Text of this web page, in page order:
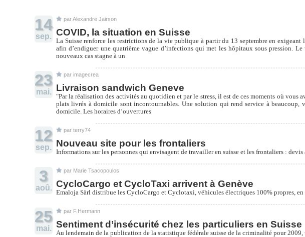
14
sep.
parAlexandre Jairson
COVID, la situation en Suisse
La Suisse renforce les restrictions de la vie publique à partir du 13 septembre en exigeant
afin d’endiguer une quatrième vague d’infections qui met les hôpitaux sous pression.
nouveaux cas stagne à un
23
mai.
par imagecrea
Livraison sandwich Geneve
"Par la réalisation des activités au quotidien et par le stress, il est de ces moments où vous
plats livrés à domicile sont incontournables. Une solution qui rend service à beaucoup,
domicile. Les horaires d’ouvertures
12
sep.
par terry74
Nouveau site pour les frontaliers
Informations sur les personnes qui envisagent de travailler en suisse et les frontaliers : devis
3
aoû.
par Marie Tsacopoulos
CycloCargo et CycloTaxi arrivent à Genève
Emaloja Sàrl distribue les CycloCargo et Cyclotaxi, véhicules électriques 100% propres,
25
mai.
par F.Hermann
Sentiment d’insécurité chez les particuliers en Suisse
Au lendemain de la publication de la statistique fédérale suisse de la criminalité pour 2009,